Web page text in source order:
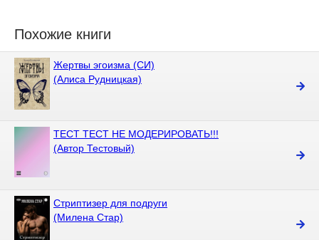
Похожие книги
Жертвы эгоизма (СИ)
(Алиса Рудницкая)
ТЕСТ ТЕСТ НЕ МОДЕРИРОВАТЬ!!!
(Автор Тестовый)
Стриптизер для подруги
(Милена Стар)